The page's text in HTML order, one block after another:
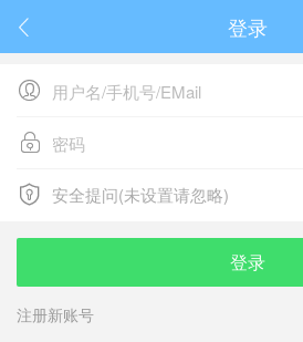
 登录


 安全提问(未设置请忽略)
安全提问(未设置请忽略)
登录
注册新账号